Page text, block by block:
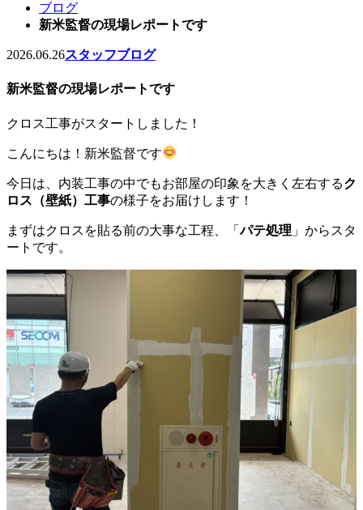
ブログ
新米監督の現場レポートです
2026.06.26スタッフブログ
新米監督の現場レポートです
クロス工事がスタートしました！
こんにちは！新米監督です
今日は、内装工事の中でもお部屋の印象を大きく左右するク
ロス（壁紙）工事の様子をお届けします！
まずはクロスを貼る前の大事な工程、「パテ処理 」からスタ
ートです。